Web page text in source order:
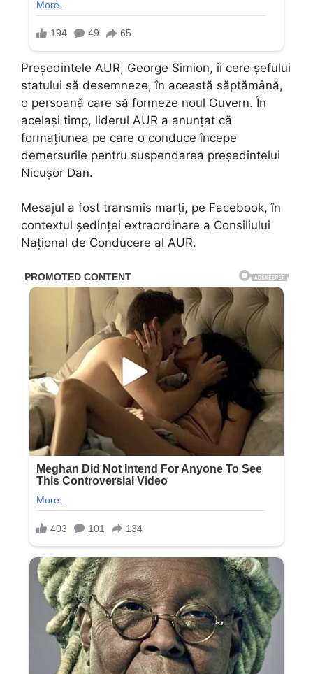
Președintele AUR, George Simion, îi cere șefului
statului să desemneze, în această săptămână,
o persoană care să formeze noul Guvern. În
același timp, liderul AUR a anunțat că
formațiunea pe care o conduce începe
demersurile pentru suspendarea președintelui
Nicușor Dan.
Mesajul a fost transmis marți, pe Facebook, în
contextul ședinței extraordinare a Consiliului
Național de Conducere al AUR.